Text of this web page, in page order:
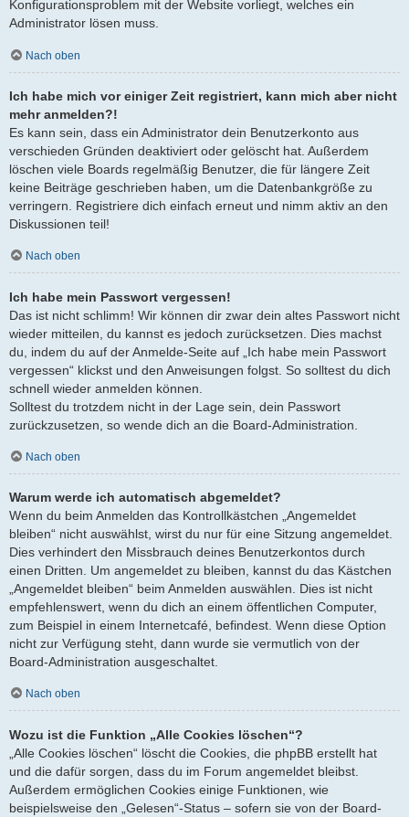
Konfigurationsproblem mit der Website vorliegt, welches ein
Administrator lösen muss.
Nach oben
Ich habe mich vor einiger Zeit registriert, kann mich aber nicht
mehr anmelden?!
Es kann sein, dass ein Administrator dein Benutzerkonto aus
verschieden Gründen deaktiviert oder gelöscht hat. Außerdem
löschen viele Boards regelmäßig Benutzer, die für längere Zeit
keine Beiträge geschrieben haben, um die Datenbankgröße zu
verringern. Registriere dich einfach erneut und nimm aktiv an den
Diskussionen teil!
Nach oben
Ich habe mein Passwort vergessen!
Das ist nicht schlimm! Wir können dir zwar dein altes Passwort nicht
wieder mitteilen, du kannst es jedoch zurücksetzen. Dies machst
du, indem du auf der Anmelde-Seite auf „Ich habe mein Passwort
vergessen“ klickst und den Anweisungen folgst. So solltest du dich
schnell wieder anmelden können.
Solltest du trotzdem nicht in der Lage sein, dein Passwort
zurückzusetzen, so wende dich an die Board-Administration.
Nach oben
Warum werde ich automatisch abgemeldet?
Wenn du beim Anmelden das Kontrollkästchen „Angemeldet
bleiben“ nicht auswählst, wirst du nur für eine Sitzung angemeldet.
Dies verhindert den Missbrauch deines Benutzerkontos durch
einen Dritten. Um angemeldet zu bleiben, kannst du das Kästchen
„Angemeldet bleiben“ beim Anmelden auswählen. Dies ist nicht
empfehlenswert, wenn du dich an einem öffentlichen Computer,
zum Beispiel in einem Internetcafé, befindest. Wenn diese Option
nicht zur Verfügung steht, dann wurde sie vermutlich von der
Board-Administration ausgeschaltet.
Nach oben
Wozu ist die Funktion „Alle Cookies löschen“?
„Alle Cookies löschen“ löscht die Cookies, die phpBB erstellt hat
und die dafür sorgen, dass du im Forum angemeldet bleibst.
Außerdem ermöglichen Cookies einige Funktionen, wie
beispielsweise den „Gelesen“-Status – sofern sie von der Board-